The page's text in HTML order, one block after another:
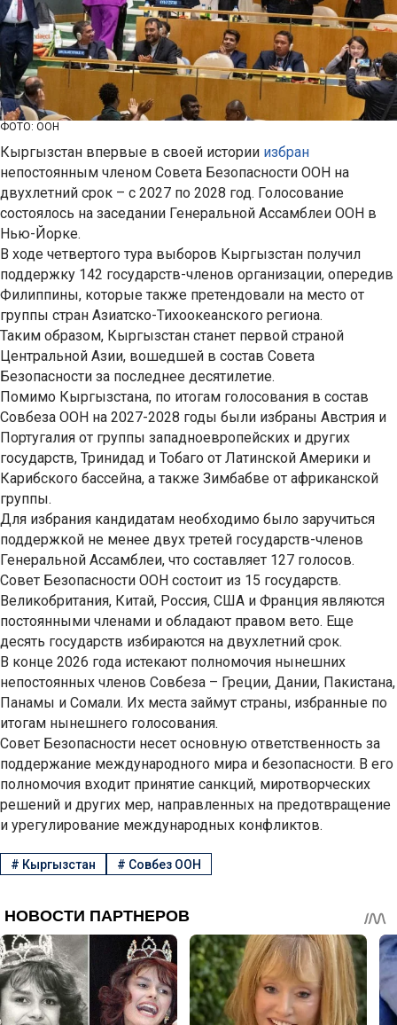
ФОТО: ООН
Кыргызстан впервые в своей истории избран
непостоянным членом Совета Безопасности ООН на
двухлетний срок – с 2027 по 2028 год. Голосование
состоялось на заседании Генеральной Ассамблеи ООН в
Нью-Йорке.
В ходе четвертого тура выборов Кыргызстан получил
поддержку 142 государств-членов организации, опередив
Филиппины, которые также претендовали на место от
группы стран Азиатско-Тихоокеанского региона.
Таким образом, Кыргызстан станет первой страной
Центральной Азии, вошедшей в состав Совета
Безопасности за последнее десятилетие.
Помимо Кыргызстана, по итогам голосования в состав
Совбеза ООН на 2027-2028 годы были избраны Австрия и
Португалия от группы западноевропейских и других
государств, Тринидад и Тобаго от Латинской Америки и
Карибского бассейна, а также Зимбабве от африканской
группы.
Для избрания кандидатам необходимо было заручиться
поддержкой не менее двух третей государств-членов
Генеральной Ассамблеи, что составляет 127 голосов.
Совет Безопасности ООН состоит из 15 государств.
Великобритания, Китай, Россия, США и Франция являются
постоянными членами и обладают правом вето. Еще
десять государств избираются на двухлетний срок.
В конце 2026 года истекают полномочия нынешних
непостоянных членов Совбеза – Греции, Дании, Пакистана,
Панамы и Сомали. Их места займут страны, избранные по
итогам нынешнего голосования.
Совет Безопасности несет основную ответственность за
поддержание международного мира и безопасности. В его
полномочия входит принятие санкций, миротворческих
решений и других мер, направленных на предотвращение
и урегулирование международных конфликтов.
# Кыргызстан # Совбез ООН